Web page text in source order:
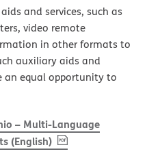
and services, such as
video remote
in other formats to
auxiliary aids and
an equal opportunity to
– Multi-Language
(English), PDF(opens in new